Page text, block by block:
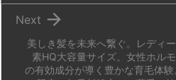
美しき髪を未来へ繋ぐ。レディ
素HQ大容量サイズ。女性ホル
の有効成分が導く豊かな育毛体

Next